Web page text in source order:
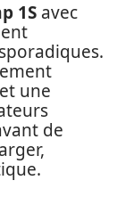
1S avec
une
de